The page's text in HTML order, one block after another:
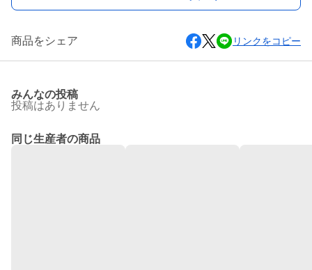
商品をシェア リンクをコピー
みんなの投稿
投稿はありません
同じ生産者の商品